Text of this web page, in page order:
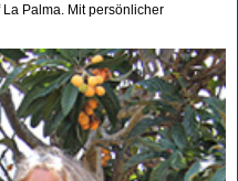
Palma. Mit persönlicher